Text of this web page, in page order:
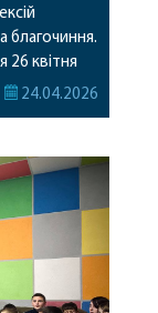
благочиння.
квітня
як
добровільно
24.04.2026